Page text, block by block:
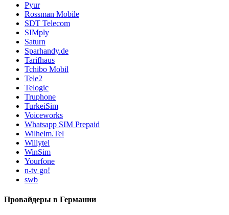
Pyur
Rossman Mobile
SDT Telecom
SIMply
Saturn
Sparhandy.de
Tarifhaus
Tchibo Mobil
Tele2
Telogic
Truphone
TurkeiSim
Voiceworks
Whatsapp SIM Prepaid
Wilhelm.Tel
Willytel
WinSim
Yourfone
n-tv go!
swb
Провайдеры в Германии